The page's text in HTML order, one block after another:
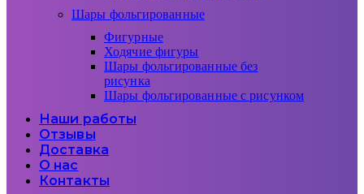
Шары фольгированные
Фигурные
Ходячие фигуры
Шары фольгированные без
рисунка
Шары фольгированные с рисунком
Наши работы
Отзывы
Доставка
О нас
Контакты